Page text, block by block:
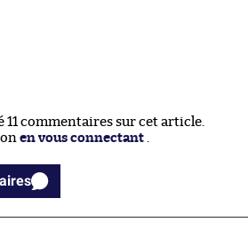
11 commentaires sur cet article.
en vous connectant